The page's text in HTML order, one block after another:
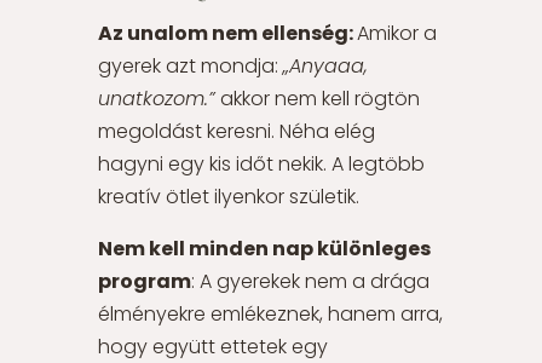
Az unalom nem ellenség:Amikor a
gyerek azt mondja:„Anyaaa,
unatkozom.”akkor nem kell rögtön
megoldást keresni. Néha elég
hagyni egy kis időt nekik. A legtöbb
kreatív ötlet ilyenkor születik.
Nem kell minden nap különleges
program: A gyerekek nem a drága
élményekre emlékeznek, hanem arra,
hogy együtt ettetek egy